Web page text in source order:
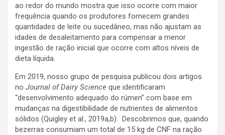
ao redor do mundo mostra que isso ocorre com maior
frequência quando os produtores fornecem grandes
quantidades de leite ou sucedâneo, mas não ajustam as
idades de desaleitamento para compensar a menor
ingestão de ração inicial que ocorre com altos níveis de
dieta líquida.
Em 2019, nosso grupo de pesquisa publicou dois artigos
no Journal of Dairy Science que identificaram
“desenvolvimento adequado do rúmen” com base em
mudanças na digestibilidade de nutrientes de alimentos
sólidos (Quigley et al., 2019a,b). Descobrimos que, quando
bezerras consumiam um total de 15 kg de CNF na ração